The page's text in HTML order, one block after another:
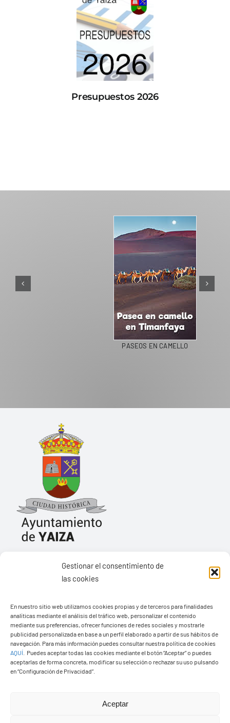
Gestionar el consentimiento de
las cookies
En nuestro sitio web utilizamos cookies propias y de terceros para finalidades
analíticas mediante el análisis del tráfico web, personalizar el contenido
mediante sus preferencias, ofrecer funciones de redes sociales y mostrarle
publicidad personalizada en base a un perfil elaborado a partir de sus hábitos de
navegación. Para más información puedes consultar nuestra política de cookies
AQUÍ
Puedes aceptar todas las cookies mediante el botón “Aceptar” o puedes
aceptarlas de forma concreta, modificar su selección o rechazar su uso pulsando
en “Configuración de Privacidad”.
Aceptar
Presupuestos 2026
PASEOS EN CAMELLO
Ayuntamiento de Yaiza
Pza. de Los Remedios, 1
Tel:928 83 62 20
Toggle
Navigation
Transparencia
© Copyright2026 Ayuntamiento de Yaiza - Todos los